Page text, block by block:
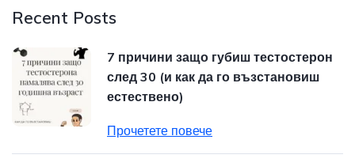
Recent Posts
7 причини защо губиш тестостерон
след 30 (и как да го възстановиш
естествено)
Прочетете повече